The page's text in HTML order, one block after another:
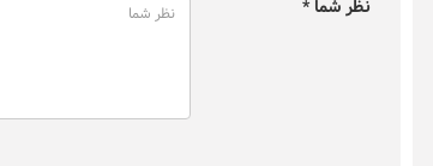
نظر شما *